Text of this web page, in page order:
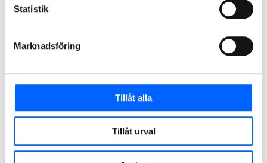
Statistik
Marknadsföring
Tillåt alla
Tillåt urval
Skicka mail
SV/Säljare, NCC Industry